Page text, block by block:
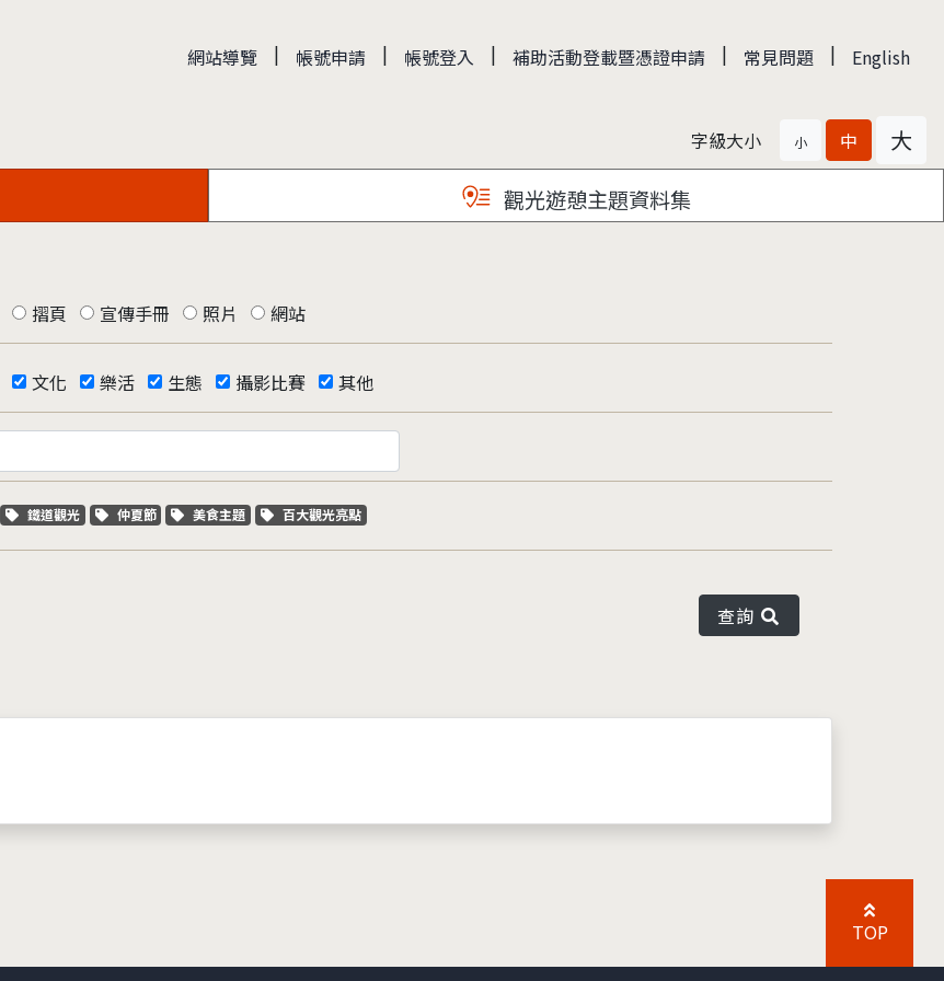
網站導覽 | 帳號申請 | 帳號登入 | 補助活動登載暨憑證申請 | 常見問題 | English
字級大小 小 中 大
觀光遊憩主題資料集
摺頁 宣傳手冊 照片 網站
文化 樂活 生態 攝影比賽 其他
關鍵字標籤
鐵道觀光 關鍵字標籤
仲夏節 關鍵字標籤
美食主題 關鍵字標籤
百大觀光亮點
查詢
TOP